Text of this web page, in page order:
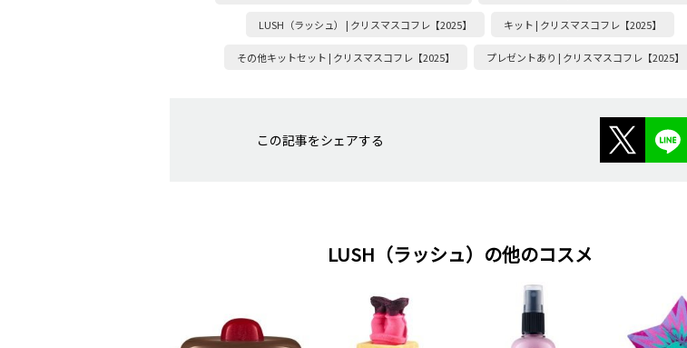
LUSH（ラッシュ） | クリスマスコフレ【2025】 キット | クリスマスコフレ【2025】
その他キットセット | クリスマスコフレ【2025】 プレゼントあり | クリスマスコフレ【2025】
この記事をシェアする
LUSH（ラッシュ）の他のコスメ